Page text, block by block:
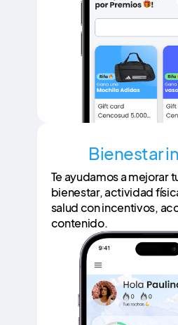
Bienestar
Te ayudamos a mejorar
bienestar, actividad
salud con incentivos,
contenido.